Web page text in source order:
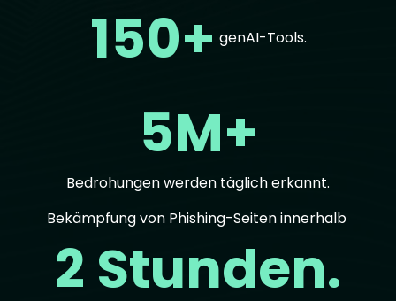
150+ genAI-Tools.
5M+
Bedrohungen werden täglich erkannt.
Bekämpfung von Phishing-Seiten innerhalb
2 Stunden.